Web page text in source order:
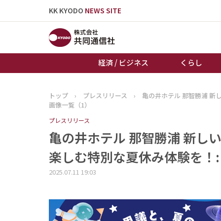
KK KYODO NEWS SITE
経済 / ビジネス くらし
トップページ
トップ › プレスリリース ›
亀の井ホテル 那智勝浦 新
画像一覧（1）
プレスリリース
亀の井ホテル 那智勝浦 新し
楽しむ特別な夏休み体験を
2025.07.11 19:03